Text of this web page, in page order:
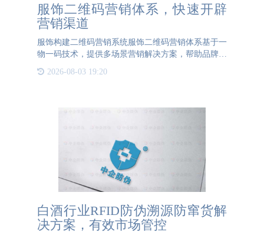
服饰二维码营销体系，快速开辟
营销渠道
服饰构建二维码营销系统服饰二维码营销体系基于一
物一码技术，提供多场景营销解决方案，帮助品牌个
据，提高品牌的市场影响力。服饰二维码营销体系使
2026-08-03 19:20
白酒行业RFID防伪溯源防窜货解
决方案，有效市场管控